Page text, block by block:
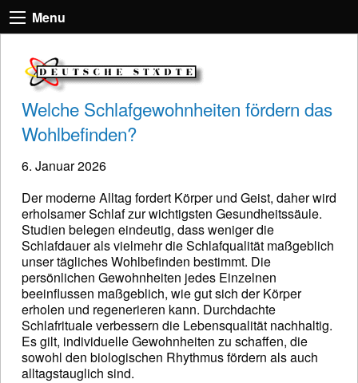
Menu
Welche Schlafgewohnheiten fördern das
Wohlbefinden?
6. Januar 2026
Der moderne Alltag fordert Körper und Geist, daher wird
erholsamer Schlaf zur wichtigsten Gesundheitssäule.
Studien belegen eindeutig, dass weniger die
Schlafdauer als vielmehr die Schlafqualität maßgeblich
unser tägliches Wohlbefinden bestimmt. Die
persönlichen Gewohnheiten jedes Einzelnen
beeinflussen maßgeblich, wie gut sich der Körper
erholen und regenerieren kann. Durchdachte
Schlafrituale verbessern die Lebensqualität nachhaltig.
Es gilt, individuelle Gewohnheiten zu schaffen, die
sowohl den biologischen Rhythmus fördern als auch
alltagstauglich sind.